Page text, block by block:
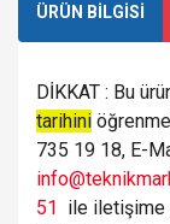
ÜRÜN BİLGİSİ
DİKKAT : Bu
tarihini
735 19 18, E-
51 ile iletişime